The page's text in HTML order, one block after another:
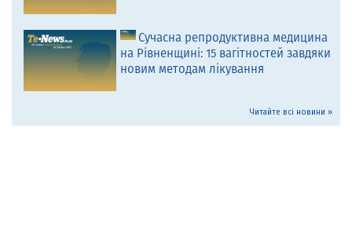
Сучасна репродуктивна медицина
на Рівненщині: 15 вагітностей завдяки
новим методам лікування
Читайте всі новини »